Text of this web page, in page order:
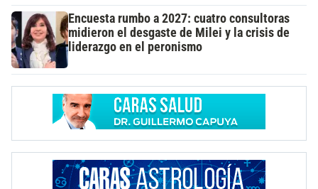
Encuesta rumbo a 2027: cuatro consultoras
midieron el desgaste de Milei y la crisis de
liderazgo en el peronismo